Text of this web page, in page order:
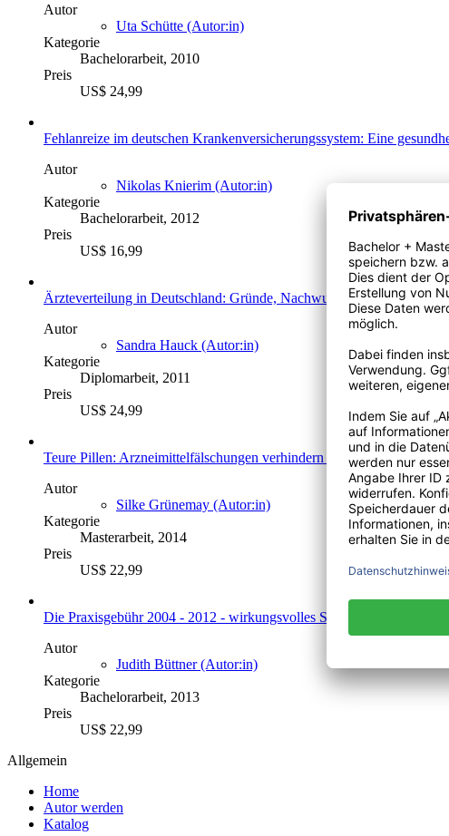
Autor
Uta Schütte (Autor:in)
Kategorie
Bachelorarbeit, 2010
Preis
US$ 24,99
Fehlanreize im deutschen Krankenversicherungssystem: Eine
Autor
Nikolas Knierim (Autor:in)
Kategorie
Bachelorarbeit, 2012
Preis
US$ 16,99
Ärzteverteilung in Deutschland: Gründe, Nachwuchsmotivation
Autor
Sandra Hauck (Autor:in)
Kategorie
Diplomarbeit, 2011
Preis
US$ 24,99
Teure Pillen: Arzneimittelfälschungen verhindern - Grenzen und
Autor
Silke Grünemay (Autor:in)
Kategorie
Masterarbeit, 2014
Preis
US$ 22,99
Die Praxisgebühr 2004 - 2012 - wirkungsvolles
Autor
Judith Büttner (Autor:in)
Kategorie
Bachelorarbeit, 2013
Preis
US$ 22,99
Allgemein
Home
Autor werden
Katalog